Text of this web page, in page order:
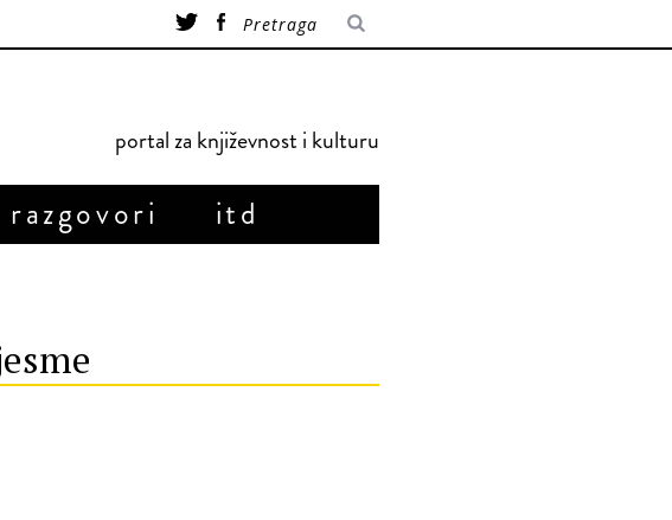
portal za književnost i kulturu
razgovori itd